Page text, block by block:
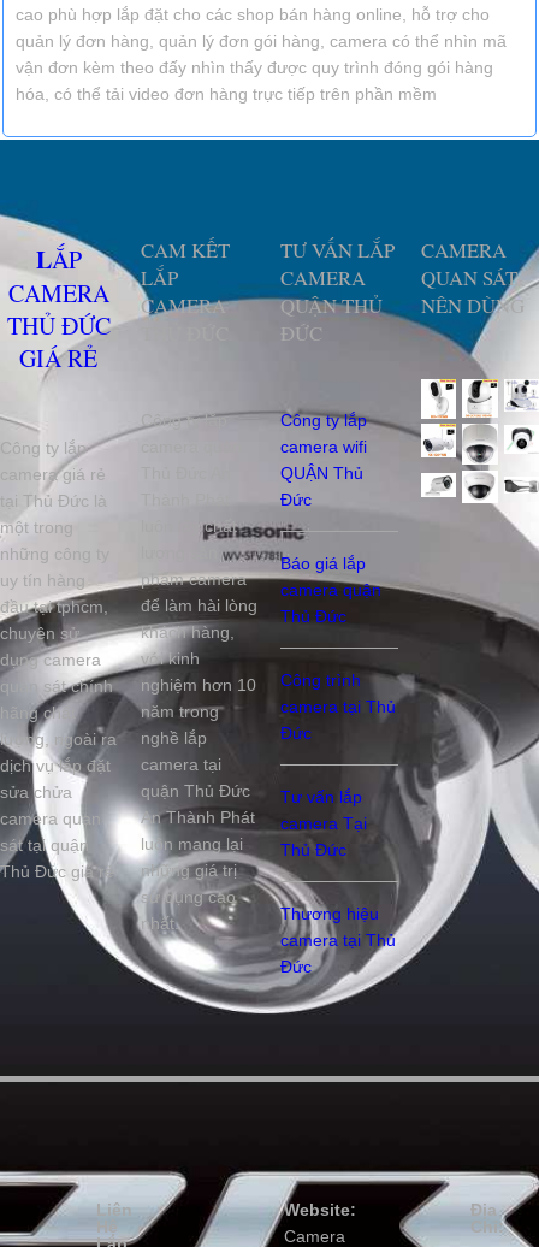
cao phù hợp lắp đặt cho các shop bán hàng online, hỗ trợ cho
quản lý đơn hàng, quản lý đơn gói hàng, camera có thể nhìn mã
vận đơn kèm theo đấy nhìn thấy được quy trình đóng gói hàng
hóa, có thể tải video đơn hàng trực tiếp trên phần mềm
LẮP
CAMERA
THỦ ĐỨC
GIÁ RẺ
Công ty lắp
camera giá rẻ
tại Thủ Đức là
một trong
những công ty
uy tín hàng
đầu tại tphcm,
chuyên sử
dụng camera
quan sát chính
hãng chất
lượng, ngoài ra
dịch vụ lắp đặt
sửa chửa
camera quan
sát tại quận
Thủ Đức giá rẻ
CAM KẾT
LẮP
CAMERA
Công ty lắp
luôn lấy chất
phẩm camera
để làm hài lòng
khách hàng,
với kinh
nghiệm hơn 10
năm trong
nghề lắp
camera tại
quận Thủ Đức
An Thành Phát
luôn mang lại
những giá trị
sử dụng cao
nhất.
TƯ VẤN LẮP
CAMERA
QUẬN THỦ
ĐỨC
Công ty lắp
camera wifi
QUẬN Thủ
Đức
Báo giá lắp
camera quận
Thủ Đức
Công trình
camera tại Thủ
Đức
Tư vấn lắp
camera Tại
Thủ Đức
Thương hiệu
camera tại Thủ
Đức
CAMERA
QUAN SÁT
NÊN DÙNG
Liên
Hệ
Website:
Camera
Địa
Chỉ: